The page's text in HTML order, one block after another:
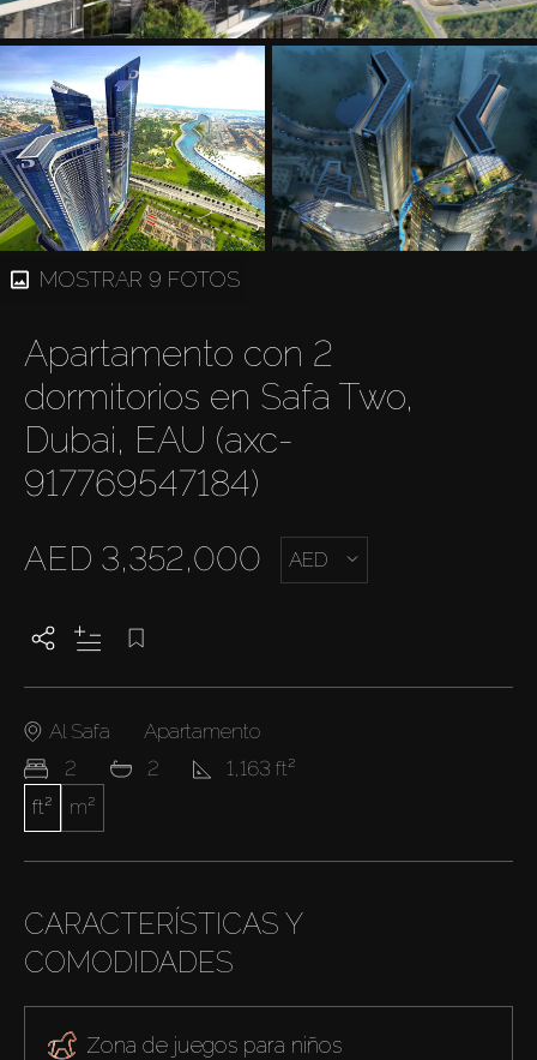
MOSTRAR 9 FOTOS
Apartamento con 2
dormitorios en Safa Two,
Dubai, EAU (axc-
917769547184)
AED 3,352,000 AED
Al Safa
Apartamento
2
2
1,163 ft²
ft²
m²
CARACTERÍSTICAS Y
COMODIDADES
Zona de juegos para niños